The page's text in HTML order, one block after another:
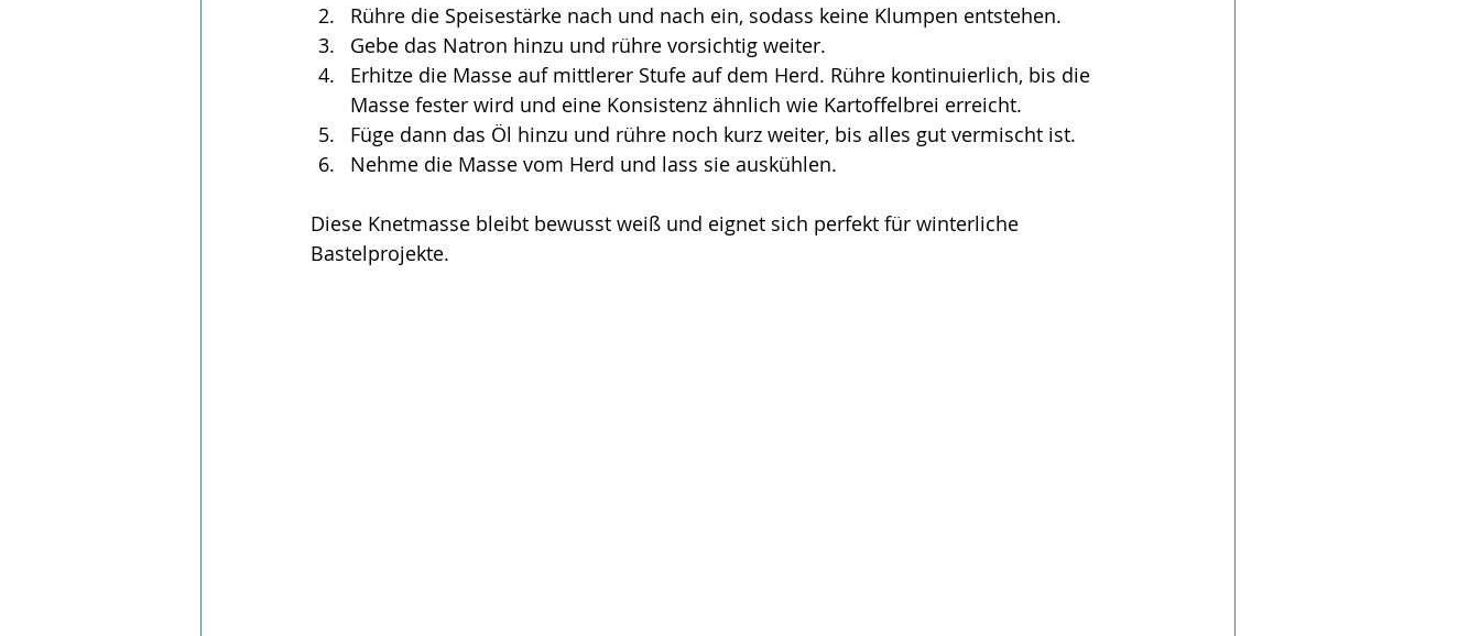
Rühre die Speisestärke nach und nach ein, sodass keine Klumpen entstehen.
Gebe das Natron hinzu und rühre vorsichtig weiter.
Erhitze die Masse auf mittlerer Stufe auf dem Herd. Rühre kontinuierlich, bis die
Masse fester wird und eine Konsistenz ähnlich wie Kartoffelbrei erreicht.
Füge dann das Öl hinzu und rühre noch kurz weiter, bis alles gut vermischt ist.
Nehme die Masse vom Herd und lass sie auskühlen.
Diese Knetmasse bleibt bewusst weiß und eignet sich perfekt für winterliche
Bastelprojekte.